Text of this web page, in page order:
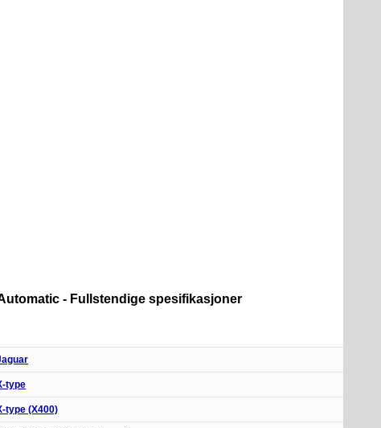
- Fullstendige spesifikasjoner
type
type (X400)